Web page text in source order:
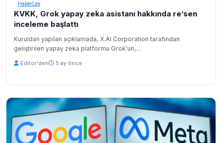
HaberLex
KVKK, Grok yapay zeka asistanı hakkında re’sen
inceleme başlattı
Kuruldan yapılan açıklamada, X.AI Corporation tarafından
geliştirilen yapay zeka platformu Grok’un,...
Editor'den 5 ay önce